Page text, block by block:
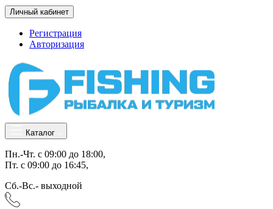
Личный кабинет
Регистрация
Авторизация
Каталог
Пн.-Чт. с 09:00 до 18:00,
Пт. с 09:00 до 16:45,
Сб.-Вс.- выходной